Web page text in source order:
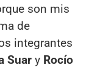
son mis
de
integrantes
Suar y Rocío